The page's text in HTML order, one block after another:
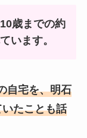
歳までの約
います。
自宅を、明石
たことも話